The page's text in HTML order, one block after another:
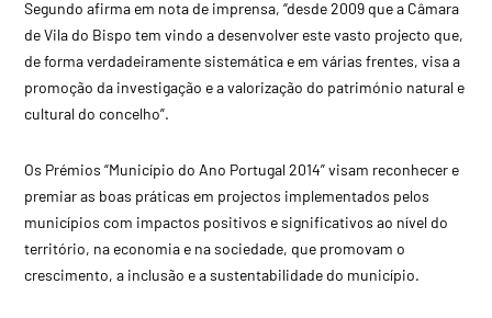
Segundo afirma em nota de imprensa, “desde 2009 que a Câmara
de Vila do Bispo tem vindo a desenvolver este vasto projecto que,
de forma verdadeiramente sistemática e em várias frentes, visa a
promoção da investigação e a valorização do património natural e
cultural do concelho”.
Os Prémios “Município do Ano Portugal 2014” visam reconhecer e
premiar as boas práticas em projectos implementados pelos
municípios com impactos positivos e significativos ao nível do
território, na economia e na sociedade, que promovam o
crescimento, a inclusão e a sustentabilidade do município.